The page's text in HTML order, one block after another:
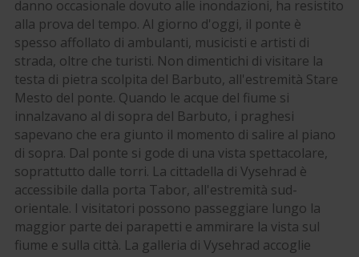
danno occasionale dovuto alle inondazioni, ha resistito
alla prova del tempo. Al giorno d'oggi, il ponte è
spesso affollato di ambulanti, musicisti e artisti di
strada, oltre che turisti. Non dimentichi di visitare la
testa di pietra scolpita del Barbuto, all'estremità Stare
Mesto del ponte. Quando le acque del fiume si
innalzavano al di sopra del Barbuto, i praghesi
sapevano che era giunto il momento di salire al piano
di sopra. Dal ponte si gode di una vista spettacolare,
soprattutto dalle torri. La cittadella di Vysehrad è
accessibile dalla porta Tabor, all'estremità sud-
orientale. I visitatori possono passeggiare lungo la
maggior parte dei parapetti e ammirare la vista sul
fiume e sulla città. La galleria di Vysehrad accoglie